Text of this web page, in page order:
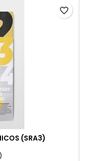
(SRA3)
favorite_border